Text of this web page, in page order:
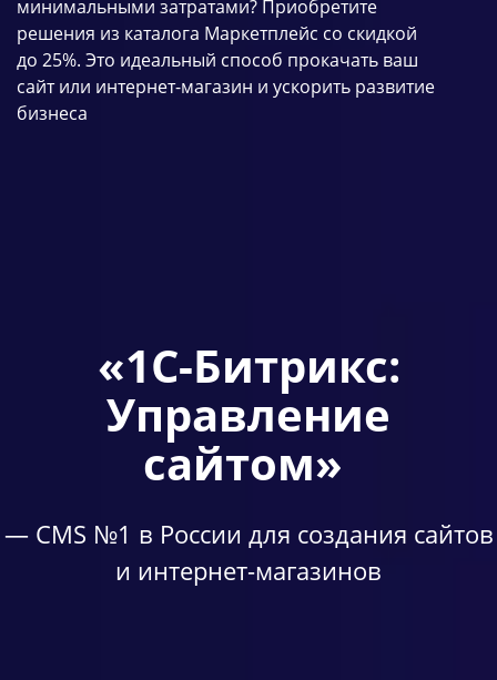
минимальными затратами? Приобретите
решения из каталога Маркетплейс со скидкой
до 25%. Это идеальный способ прокачать ваш
сайт или интернет-магазин и ускорить развитие
бизнеса
«1С-Битрикс:
Управление
сайтом»
— CMS №1 в России для создания сайтов
и интернет-магазинов